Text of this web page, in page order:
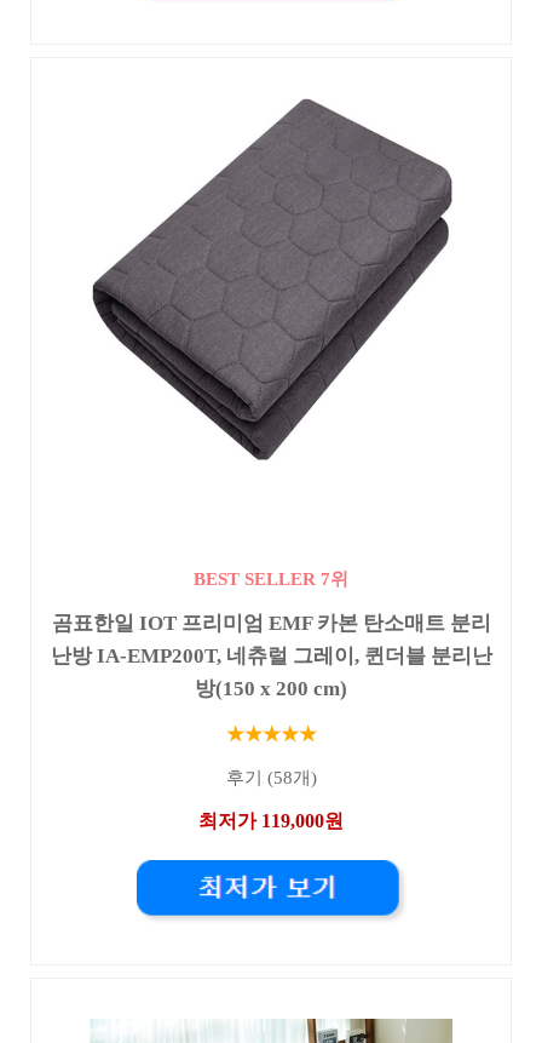
BEST SELLER 7위
곰표한일 IOT 프리미엄 EMF 카본 탄소매트 분리
난방 IA-EMP200T, 네츄럴 그레이, 퀸더블 분리난
방(150 x 200 cm)
★★★★★
후기 (58개)
최저가 119,000원